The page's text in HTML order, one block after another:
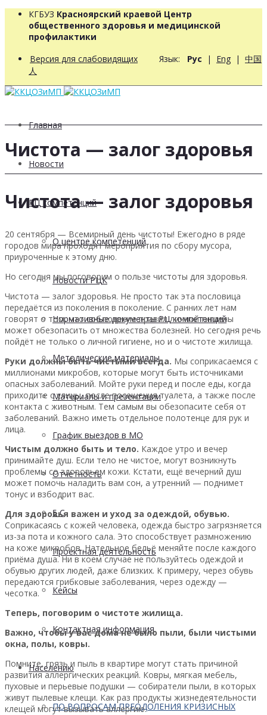
КГБУЗ Красноярский краевой Центр
общественного здоровья и медицинской
профилактики
Версия для слабовидящих Язык: Рус | Eng | 中国
人
Главная
Новости
РЦ компетенций
О центре компетенций
Новости РЦК
Нормативные документы РЦ компетенций
Методические материалы
Материалы и презентации
График выездов в МО
Отчетность
5 С
Проектная деятельность
Кейсы
Контактная информация
Населению
ПО ВОПРОСАМ ПРЕОДОЛЕНИЯ КРИЗИСНЫХ
Чистота — залог здоровья
Чистота — залог здоровья
20 сентября — Всемирный день чистоты! Ежегодно в ряде
городов мира проходят мероприятия по сбору мусора,
приуроченные к этому дню.
Но сегодня мы поговорим о пользе чистоты для здоровья.
Чистота — залог здоровья. Не просто так эта пословица
передаётся из поколения в поколение. С ранних лет нам
говорят о том, что соблюдение правил личной гигиены
может обезопасить от множества болезней. Но сегодня речь
пойдёт не только о личной гигиене, но и о чистоте жилища.
Руки должны быть чистыми всегда. Мы соприкасаемся с
миллионами микробов, которые могут быть источниками
опасных заболеваний. Мойте руки перед и после еды, когда
приходите с улицы, после посещения туалета, а также после
контакта с животным. Тем самым вы обезопасите себя от
заболеваний. Важно иметь отдельное полотенце для рук и
лица.
Чистым должно быть и тело. Каждое утро и вечер
принимайте душ. Если тело не чистое, могут возникнуть
проблемы со здоровьем кожи. Кстати, ещё вечерний душ
может помочь наладить вам сон, а утренний — поднимет
тонус и взбодрит вас.
Для здоровья важен и уход за одеждой, обувью.
Соприкасаясь с кожей человека, одежда быстро загрязняется
из-за пота и кожного сала. Это способствует размножению
на коже микробов. Нательное бельё меняйте после каждого
приёма душа. Ни в коем случае не пользуйтесь одеждой и
обувью других людей, даже близких. К примеру, через обувь
передаются грибковые заболевания, через одежду —
чесотка.
Теперь, поговорим о чистоте жилища.
Важно, чтобы у вас дома не было пыли, были чистыми
окна, полы, ковры.
Помните, грязь и пыль в квартире могут стать причиной
развития аллергических реакций. Ковры, мягкая мебель,
пуховые и перьевые подушки — собиратели пыли, в которых
живут пылевые клещи. Как раз продукты жизнедеятельности
клещей могут вызывать аллергию.